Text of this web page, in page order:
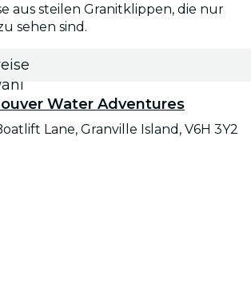
aus steilen Granitklippen, die nur
sehen sind.
Water Adventures
Lane, Granville Island, V6H 3Y2